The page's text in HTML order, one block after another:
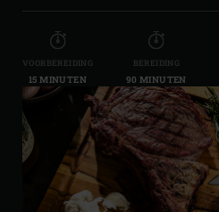
VOORBEREIDING
15 MINUTEN
BEREIDING
90 MINUTEN